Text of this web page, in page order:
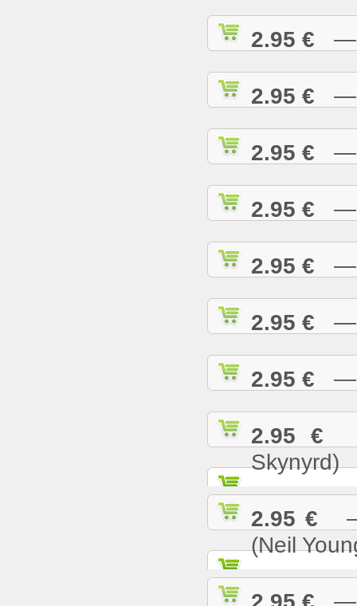
2.95 € —
2.95 € —
2.95 € —
2.95 € —
2.95 € —
2.95 € —
2.95 € —
2.95 €
Skynyrd)
2.95 € —
(Neil